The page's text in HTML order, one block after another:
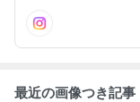
最近の画像つき記事